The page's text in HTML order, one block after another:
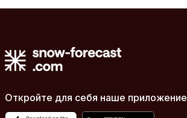
Откройте для себя наше приложение